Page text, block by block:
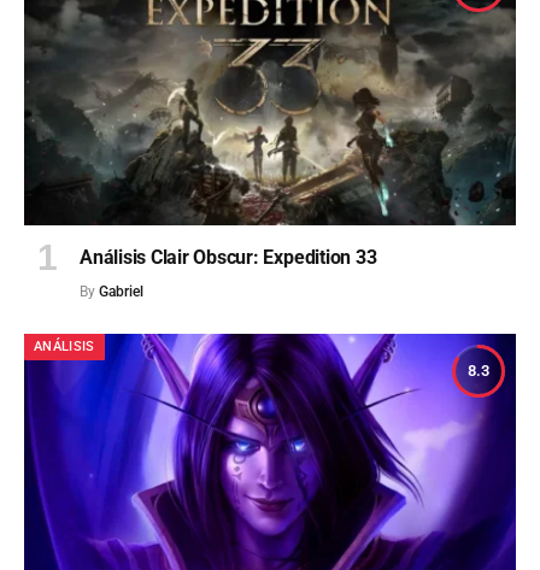
Análisis Clair Obscur: Expedition 33
By Gabriel
8.3
ANÁLISIS